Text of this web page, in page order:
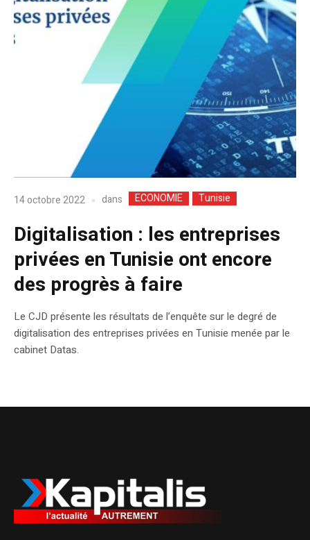
14 octobre 2022 dans ECONOMIE Tunisie
Digitalisation : les entreprises
privées en Tunisie ont encore
des progrès à faire
Le CJD présente les résultats de l’enquête sur le degré de
digitalisation des entreprises privées en Tunisie menée par le
cabinet Datas.